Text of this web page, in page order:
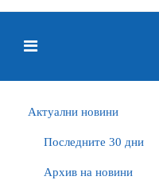
Актуални новини
Последните 30 дни
Архив на новини